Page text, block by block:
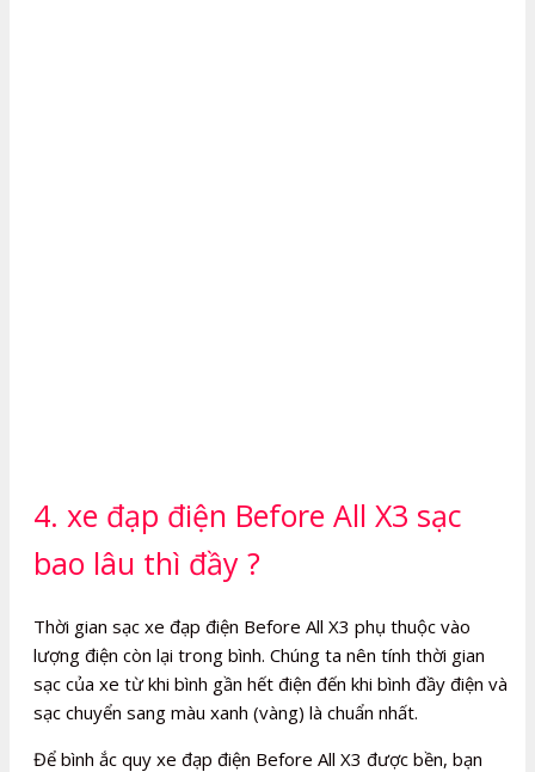
4. xe đạp điện Before All X3 sạc
bao lâu thì đầy ?
Thời gian sạc xe đạp điện Before All X3 phụ thuộc vào
lượng điện còn lại trong bình. Chúng ta nên tính thời gian
sạc của xe từ khi bình gần hết điện đến khi bình đầy điện và
sạc chuyển sang màu xanh (vàng) là chuẩn nhất.
Để bình ắc quy xe đạp điện Before All X3 được bền, bạn